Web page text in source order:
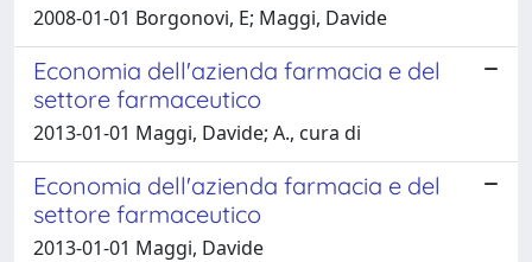
2008-01-01 Borgonovi, E; Maggi, Davide
Economia dell'azienda farmacia e del
settore farmaceutico
2013-01-01 Maggi, Davide; A., cura di
Economia dell'azienda farmacia e del
settore farmaceutico
2013-01-01 Maggi, Davide